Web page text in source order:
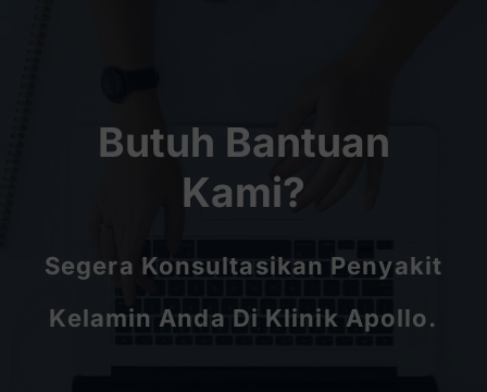
Butuh Bantuan
Kami?
Segera Konsultasikan Penyakit
Kelamin Anda Di Klinik Apollo.